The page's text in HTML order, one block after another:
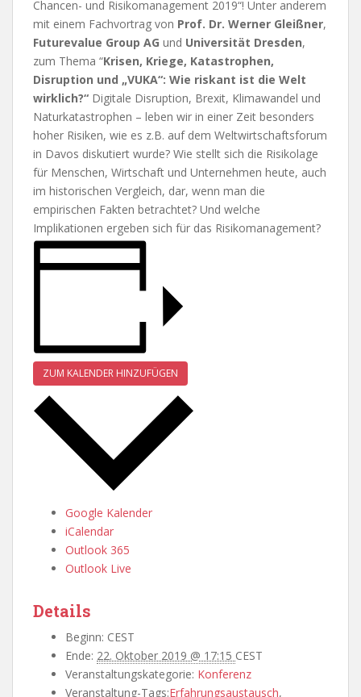
Chancen- und Risikomanagement 2019“! Unter anderem
mit einem Fachvortrag von Prof. Dr. Werner Gleißner,
Futurevalue Group AG und Universität Dresden,
zum Thema “Krisen, Kriege, Katastrophen,
Disruption und „VUKA“: Wie riskant ist die Welt
wirklich?“ Digitale Disruption, Brexit, Klimawandel und
Naturkatastrophen – leben wir in einer Zeit besonders
hoher Risiken, wie es z.B. auf dem Weltwirtschaftsforum
in Davos diskutiert wurde? Wie stellt sich die Risikolage
für Menschen, Wirtschaft und Unternehmen heute, auch
im historischen Vergleich, dar, wenn man die
empirischen Fakten betrachtet? Und welche
Implikationen ergeben sich für das Risikomanagement?
ZUM KALENDER HINZUFÜGEN
Google Kalender
iCalendar
Outlook 365
Outlook Live
Details
Beginn: CEST
Ende: 22. Oktober 2019 @ 17:15 CEST
Veranstaltungskategorie: Konferenz
Veranstaltung-Tags:Erfahrungsaustausch,